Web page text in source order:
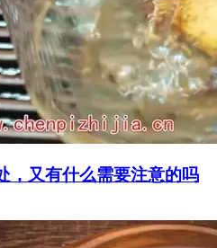
，又有什么需要注意的吗